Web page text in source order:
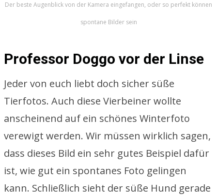
Der beste Augenblick von der Kamera eingefangen, oder so perfekt können
spontane Bilder sein
Professor Doggo vor der Linse
Jeder von euch liebt doch sicher süße
Tierfotos. Auch diese Vierbeiner wollte
anscheinend auf ein schönes Winterfoto
verewigt werden. Wir müssen wirklich sagen,
dass dieses Bild ein sehr gutes Beispiel dafür
ist, wie gut ein spontanes Foto gelingen
kann. Schließlich sieht der süße Hund gerade